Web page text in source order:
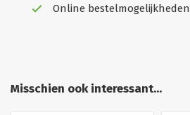
Online bestelmogelijkheden
Misschien ook interessant...